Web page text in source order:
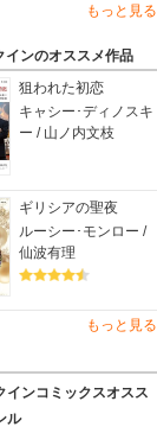
もっと見る
インのオススメ作品
狙われた初恋
キャシー･ディノスキ
ー / 山ノ内文枝
ギリシアの聖夜
ルーシー･モンロー /
仙波有理
もっと見る
インコミックスオスス
ル